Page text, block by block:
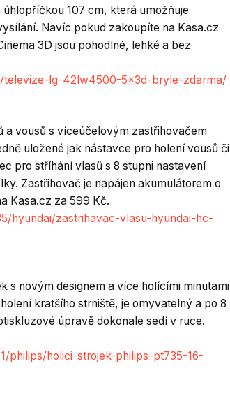
107 cm, která umožňuje
Navíc pokud zakoupíte na Kasa.cz
3D jsou pohodlné, lehké a bez
televize-lg-42lw4500-5×3d-bryle-zdarma/
a vousů s víceúčelovým zastřihovačem
uložené jak nástavce pro holení vousů či
pro stříhání vlasů s 8 stupni nastavení
Zastřihovač je napájen akumulátorem o
Kasa.cz za 599 Kč.
hyundai/zastrihavac-vlasu-hyundai-hc-
s novým designem a více holícími minutami
kratšího strniště, je omyvatelný a po 8
úpravě dokonale sedí v ruce.
philips/holici-strojek-philips-pt735-16-